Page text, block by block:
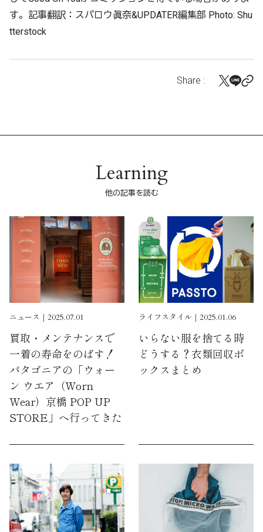
す。記事翻訳：スパロウ眞奈&UPDATER編集部 Photo: Shu
tterstock
Share :
Learning
他の記事を読む
ニュース｜2025.07.01
買取・メンテナンスで
一着の寿命をのばす！
パタゴニアの「ウォー
ン ウエア（Worn
Wear）京橋 POP UP
STORE」へ行ってきた
ライフスタイル｜2025.01.06
いらない服を捨てる時
どうする？衣類回収ボ
ックスまとめ